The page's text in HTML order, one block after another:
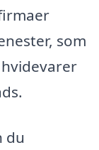
som
du